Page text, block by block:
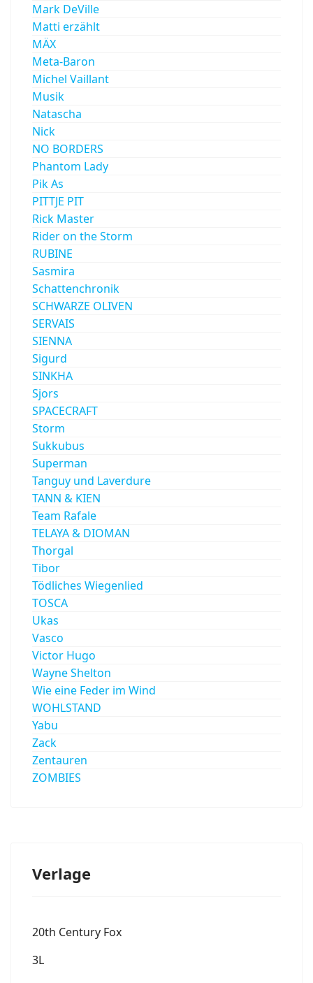
Mark DeVille
Matti erzählt
MÄX
Meta-Baron
Michel Vaillant
Musik
Natascha
Nick
NO BORDERS
Phantom Lady
Pik As
PITTJE PIT
Rick Master
Rider on the Storm
RUBINE
Sasmira
Schattenchronik
SCHWARZE OLIVEN
SERVAIS
SIENNA
Sigurd
SINKHA
Sjors
SPACECRAFT
Storm
Sukkubus
Superman
Tanguy und Laverdure
TANN & KIEN
Team Rafale
TELAYA & DIOMAN
Thorgal
Tibor
Tödliches Wiegenlied
TOSCA
Ukas
Vasco
Victor Hugo
Wayne Shelton
Wie eine Feder im Wind
WOHLSTAND
Yabu
Zack
Zentauren
ZOMBIES
Verlage
20th Century Fox
3L